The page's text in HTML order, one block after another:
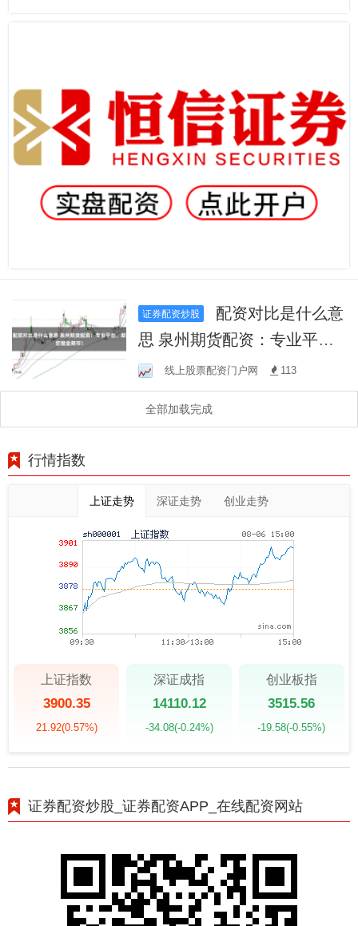
证券配资炒股
思 泉州期货配资：专业平
台，助您掘金期市！
线上股票配资门户网 113
全部加载完成
行情指数
上证走势 深证走势 创业走势
上证指数
3900.35
21.92(0.57%)
深证成指
14110.12
-34.08(-0.24%)
创业板指
3515.56
-19.58(-0.55%)
证券配资炒股_证券配资APP_在线配资网站